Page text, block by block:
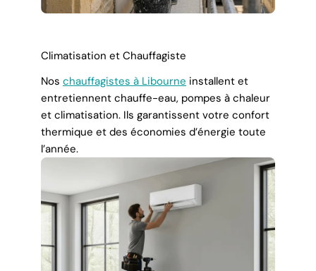
Climatisation et Chauffagiste
Nos chauffagistes à Libourne installent et
entretiennent chauffe-eau, pompes à chaleur
et climatisation. Ils garantissent votre confort
thermique et des économies d’énergie toute
l’année.